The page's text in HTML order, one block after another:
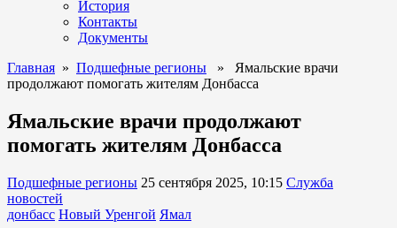
История
Контакты
Документы
Главная » Подшефные регионы » Ямальские врачи
продолжают помогать жителям Донбасса
Ямальские врачи продолжают
помогать жителям Донбасса
Подшефные регионы 25 сентября 2025, 10:15 Служба
новостей
донбасс Новый Уренгой Ямал